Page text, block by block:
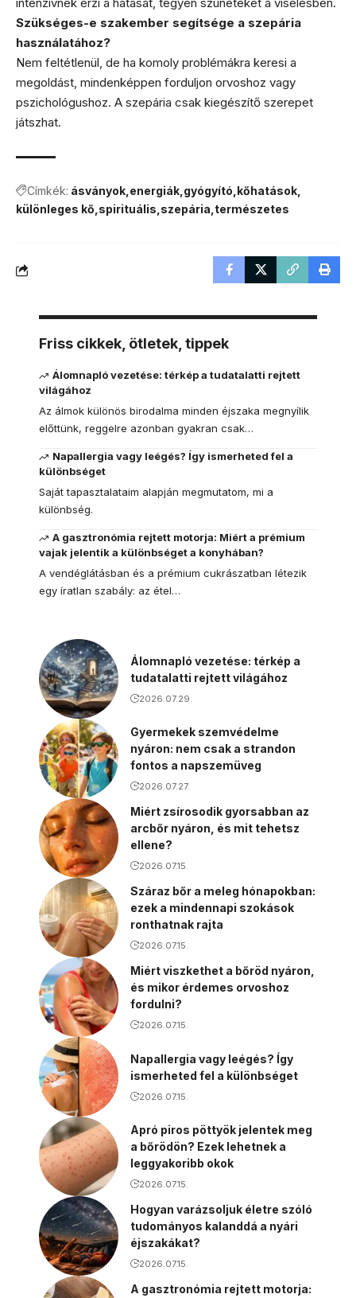
Szükséges-e szakember segítsége a szepária
használatához?
Nem feltétlenül, de ha komoly problémákra keresi a
megoldást, mindenképpen forduljon orvoshoz vagy
pszichológushoz. A szepária csak kiegészítő szerepet
játszhat.
Címkék: ásványok energiák gyógyító kőhatások
különleges kő spirituális szepária természetes
Friss cikkek, ötletek, tippek
Álomnapló vezetése: térkép a tudatalatti rejtett
világához
Az álmok különös birodalma minden éjszaka megnyílik
előttünk, reggelre azonban gyakran csak…
Napallergia vagy leégés? Így ismerheted fel a
különbséget
Saját tapasztalataim alapján megmutatom, mi a
különbség.
A gasztronómia rejtett motorja: Miért a prémium
vajak jelentik a különbséget a konyhában?
A vendéglátásban és a prémium cukrászatban létezik
egy íratlan szabály: az étel…
Álomnapló vezetése: térkép a
tudatalatti rejtett világához
2026.07.29.
Gyermekek szemvédelme
nyáron: nem csak a strandon
fontos a napszemüveg
2026.07.27.
Miért zsírosodik gyorsabban az
arcbőr nyáron, és mit tehetsz
ellene?
2026.07.15.
Száraz bőr a meleg hónapokban:
ezek a mindennapi szokások
ronthatnak rajta
2026.07.15.
Miért viszkethet a bőröd nyáron,
és mikor érdemes orvoshoz
fordulni?
2026.07.15.
Napallergia vagy leégés? Így
ismerheted fel a különbséget
2026.07.15.
Apró piros pöttyök jelentek meg
a bőrödön? Ezek lehetnek a
leggyakoribb okok
2026.07.15.
Hogyan varázsoljuk életre szóló
tudományos kalanddá a nyári
éjszakákat?
2026.07.15.
A gasztronómia rejtett motorja: